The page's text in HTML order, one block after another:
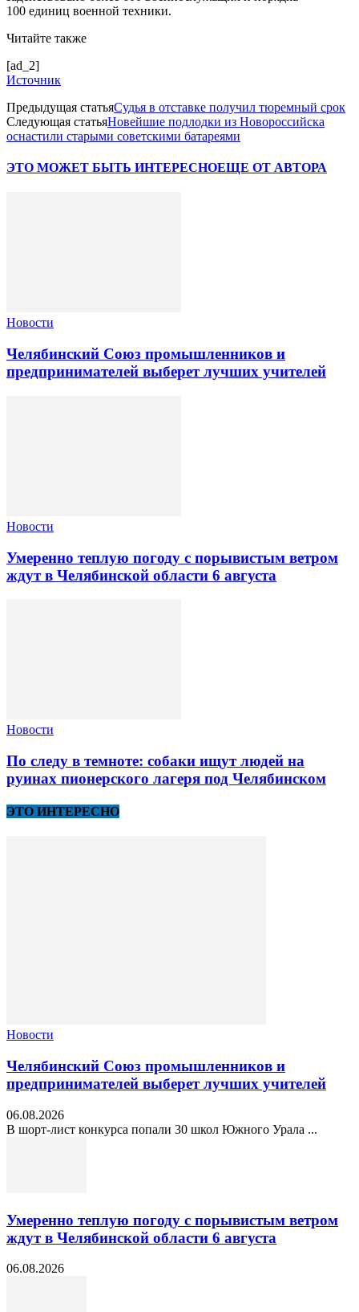
100 единиц военной техники.
Читайте также
[ad_2]
Источник
Предыдущая статьяСудья в отставке получил тюремный срок
Следующая статьяНовейшие подлодки из Новороссийска
оснастили старыми советскими батареями
ЭТО МОЖЕТ БЫТЬ ИНТЕРЕСНОЕЩЕ ОТ АВТОРА
Новости
Челябинский Союз промышленников и
предпринимателей выберет лучших учителей
Новости
Умеренно теплую погоду с порывистым ветром
ждут в Челябинской области 6 августа
Новости
По следу в темноте: собаки ищут людей на
руинах пионерского лагеря под Челябинском
ЭТО ИНТЕРЕСНО
Новости
Челябинский Союз промышленников и
предпринимателей выберет лучших учителей
06.08.2026
В шорт‑лист конкурса попали 30 школ Южного Урала ...
Умеренно теплую погоду с порывистым ветром
ждут в Челябинской области 6 августа
06.08.2026